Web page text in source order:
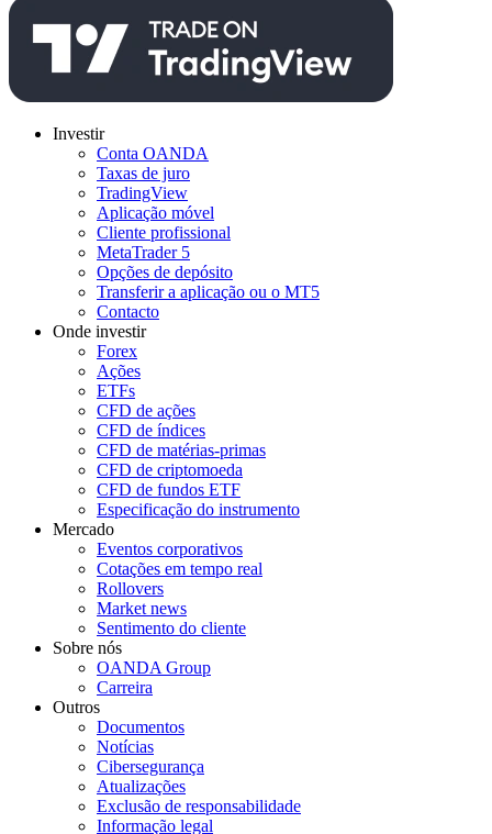
Investir
Conta OANDA
Taxas de juro
TradingView
Aplicação móvel
Cliente profissional
MetaTrader 5
Opções de depósito
Transferir a aplicação ou o MT5
Contacto
Onde investir
Forex
Ações
ETFs
CFD de ações
CFD de índices
CFD de matérias-primas
CFD de criptomoeda
CFD de fundos ETF
Especificação do instrumento
Mercado
Eventos corporativos
Cotações em tempo real
Rollovers
Market news
Sentimento do cliente
Sobre nós
OANDA Group
Carreira
Outros
Documentos
Notícias
Cibersegurança
Atualizações
Exclusão de responsabilidade
Informação legal